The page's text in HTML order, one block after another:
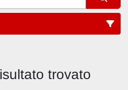
per trovato